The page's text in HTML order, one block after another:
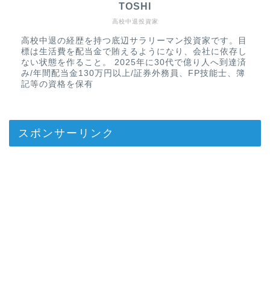
高校中退投資家
TOSHI
高校中退の経歴を持つ底辺サラリーマン投資家です。目
標は生活費を配当金で賄えるようになり、会社に依存し
ない状態を作ること。 2025年に30代で億り人へ到達済
み/年間配当金130万円以上/証券外務員、FP技能士、簿
記等の資格を保有
スポンサーリンク